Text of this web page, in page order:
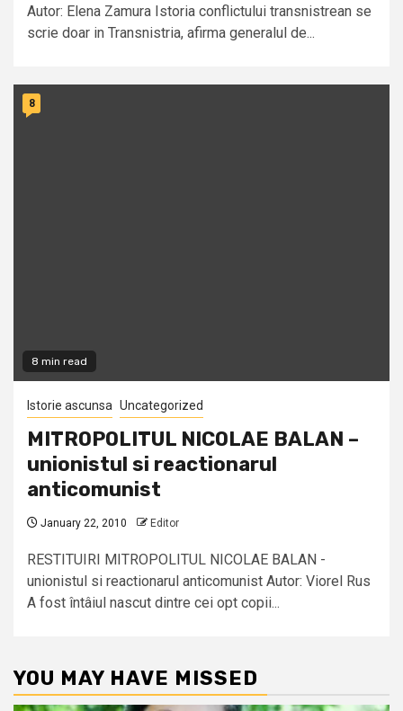
Autor: Elena Zamura Istoria conflictului transnistrean se
scrie doar in Transnistria, afirma generalul de...
8 min read
8
Istorie ascunsa Uncategorized
MITROPOLITUL NICOLAE BALAN –
unionistul si reactionarul
anticomunist
January 22, 2010 Editor
RESTITUIRI MITROPOLITUL NICOLAE BALAN -
unionistul si reactionarul anticomunist Autor: Viorel Rus
A fost întâiul nascut dintre cei opt copii...
YOU MAY HAVE MISSED